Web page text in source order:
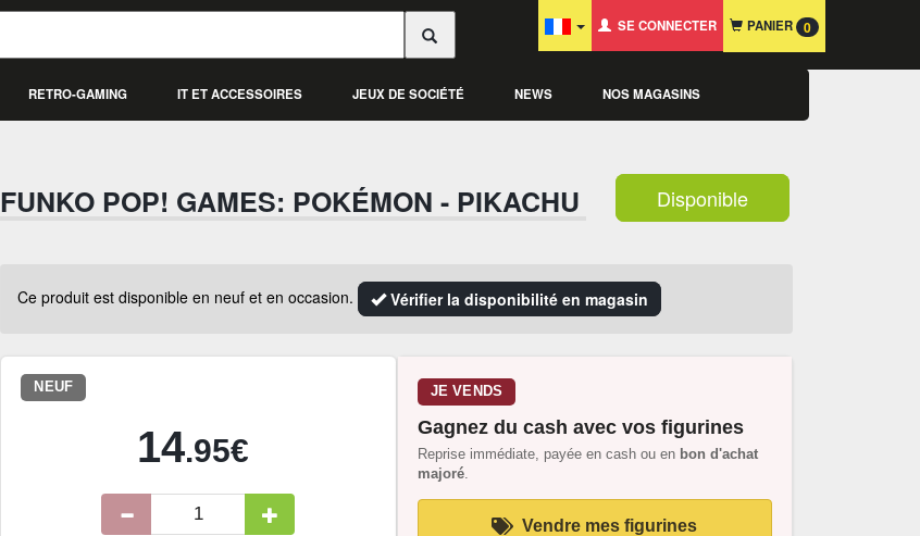
SE CONNECTER PANIER 0
RETRO-GAMING IT ET ACCESSOIRES JEUX DE SOCIÉTÉ NEWS NOS MAGASINS
FUNKO POP! GAMES: POKÉMON - PIKACHU Disponible
Ce produit est disponible en neuf et en occasion. Vérifier la disponibilité en magasin
NEUF
14.95€
JE VENDS
Gagnez du cash avec vos figurines
Reprise immédiate, payée en cash ou en bon d'achat
majoré.
Vendre mes figurines